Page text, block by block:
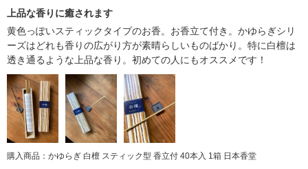
上品な香りに癒されます
黄色っぽいスティックタイプのお香。お香立て付き。かゆらぎシリ
ーズはどれも香りの広がり方が素晴らしいものばかり。特に白檀は
透き通るような上品な香り。初めての人にもオススメです！
購入商品：かゆらぎ 白檀 スティック型 香立付 40本入 1箱 日本香堂